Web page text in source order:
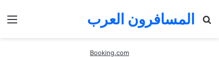
المسافرون العرب
Booking.com